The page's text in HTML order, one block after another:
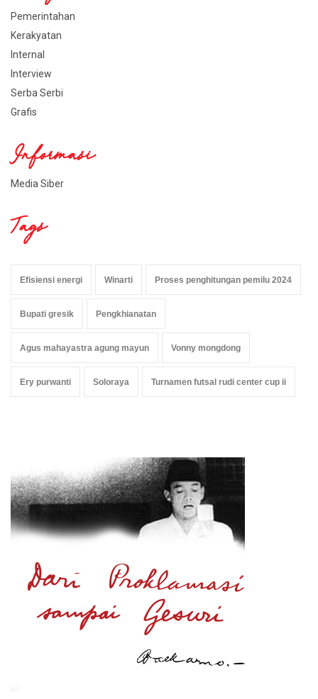
Pemerintahan
Kerakyatan
Internal
Interview
Serba Serbi
Grafis
Informasi
Media Siber
Tags
Efisiensi energi Winarti Proses penghitungan pemilu 2024
Bupati gresik Pengkhianatan
Agus mahayastra agung mayun Vonny mongdong
Ery purwanti Soloraya Turnamen futsal rudi center cup ii